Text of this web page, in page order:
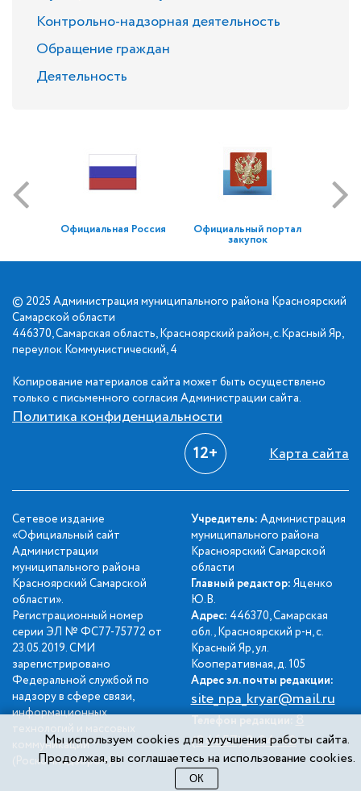
Контрольно-надзорная деятельность
Обращение граждан
Деятельность
Официальная Россия Официальный портал
закупок
© 2025 Администрация муниципального района Красноярский
Самарской области
446370, Самарская область, Красноярский район, с.Красный Яр,
переулок Коммунистический, 4
Копирование материалов сайта может быть осуществлено
только с письменного согласия Администрации сайта.
Политика конфиденциальности
12+ Карта сайта
Сетевое издание
«Официальный сайт
Администрации
муниципального района
Красноярский Самарской
области».
Регистрационный номер
серии ЭЛ № ФС77-75772 от
23.05.2019. СМИ
зарегистрировано
Федеральной службой по
надзору в сфере связи,
информационных
технологий и массовых
коммуникаций
(Роскомнадзором).
Учредитель: Администрация
муниципального района
Красноярский Самарской
области
Главный редактор: Яценко
Ю.В.
Адрес: 446370, Самарская
обл., Красноярский р-н, с.
Красный Яр, ул.
Кооперативная, д. 105
Адрес эл. почты редакции:
site_npa_kryar@mail.ru
Телефон редакции: 8
(84657) 2-34-42
Мы используем cookies для улучшения работы сайта.
Продолжая, вы соглашаетесь на использование cookies.
ОК